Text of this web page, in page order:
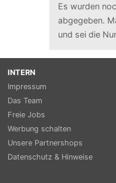
Es wurden
abgegeben.
und sei die
INTERN
Impressum
Das Team
Freie Jobs
Werbung schalten
Unsere Partnershops
Datenschutz & Hinweise